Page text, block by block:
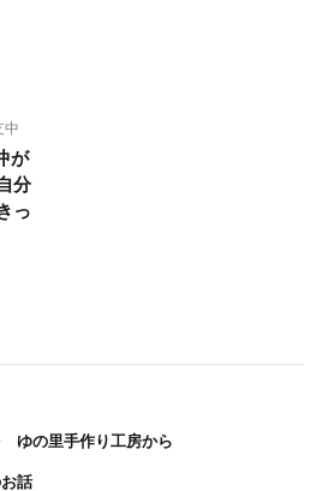
中
が
分
っ
ゆの里手作り工房から
話